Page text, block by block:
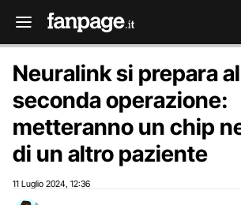
Neuralink si prepara
seconda operazione:
metteranno un chip
di un altro paziente
11 Luglio 2024 12:36